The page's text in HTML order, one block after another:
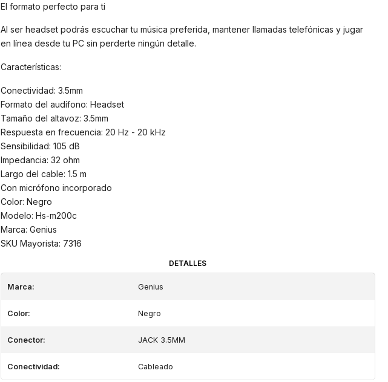
El formato perfecto para ti
Al ser headset podrás escuchar tu música preferida, mantener llamadas telefónicas y jugar
en línea desde tu PC sin perderte ningún detalle.
Características:
Conectividad: 3.5mm
Formato del audífono: Headset
Tamaño del altavoz: 3.5mm
Respuesta en frecuencia: 20 Hz - 20 kHz
Sensibilidad: 105 dB
Impedancia: 32 ohm
Largo del cable: 1.5 m
Con micrófono incorporado
Color: Negro
Modelo: Hs-m200c
Marca: Genius
SKU Mayorista: 7316
DETALLES
Marca: Genius
Color: Negro
Conector: JACK 3.5MM
Conectividad: Cableado